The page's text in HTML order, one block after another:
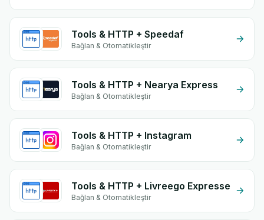
Tools & HTTP + Speedaf
Bağlan & Otomatikleştir
Tools & HTTP + Nearya Express
Bağlan & Otomatikleştir
Tools & HTTP + Instagram
Bağlan & Otomatikleştir
Tools & HTTP + Livreego Expresse
Bağlan & Otomatikleştir